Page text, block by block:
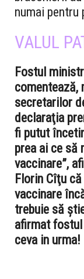
numai pentru
VALUL
Fostul
comentează,
secretarilor
declaraţia
fi putut
prea ai ce să
vaccinare”,
Florin Cîţu
vaccinare
trebuie să
afirmat
ceva in urma!